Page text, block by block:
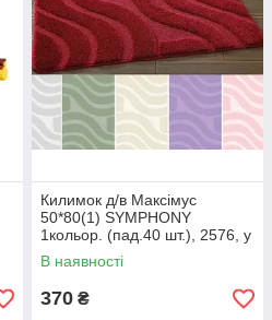
Килимок д/в Максімус
50*80(1) SYMPHONY
1кольор. (пад.40 шт.), 2576, у
такий спосіб бордо
В наявності
370 ₴